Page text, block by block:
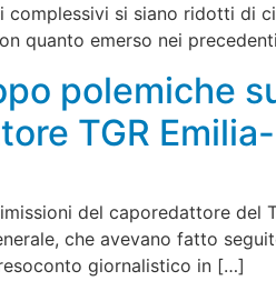
complessivi si siano ridotti di
quanto emerso nei
polemiche
TGR
del caporedattore del
che avevano fatto
giornalistico in […]